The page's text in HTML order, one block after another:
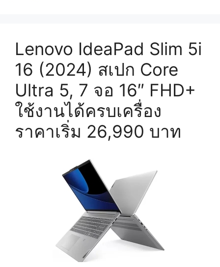
Lenovo IdeaPad Slim 5i
16 (2024) สเปก Core
Ultra 5, 7 จอ 16″ FHD+
ใช้งานได้ครบเครื่อง
ราคาเริ่ม 26,990 บาท